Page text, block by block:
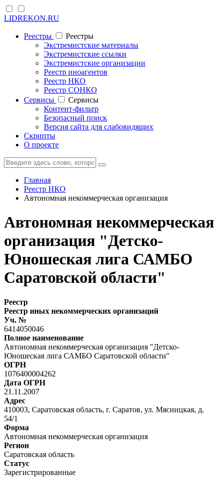
LIDREKON.RU
Реестры
Реестры
Экстремистские материалы
Экстремистские ссылки
Экстремистские организации
Реестр иноагентов
Реестр НКО
Реестр СОНКО
Cервисы
Cервисы
Контент-фильтр
Безопасный поиск
Версия сайта для слабовидящих
Скрипты
О проекте
Главная
Реестр НКО
Автономная некоммерческая организация
Автономная некоммерческая
организация "Детско-
Юношеская лига САМБО
Саратовской области"
Реестр
Реестр иных некоммерческих организаций
Уч. №
6414050046
Полное наименование
Автономная некоммерческая организация "Детско-
Юношеская лига САМБО Саратовской области"
ОГРН
1076400004262
Дата ОГРН
21.11.2007
Адрес
410003, Саратовская область, г. Саратов, ул. Мясницкая, д.
54/1
Форма
Автономная некоммерческая организация
Регион
Саратовская область
Статус
Зарегистрированные